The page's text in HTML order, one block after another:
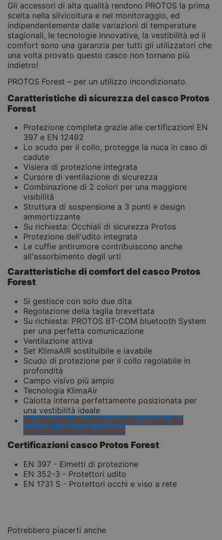
Gli accessori di alta qualità rendono PROTOS la prima
scelta nella silvicoltura e nel monitoraggio, ed
indipendentemente dalle variazioni di temperature
stagionali, le tecnologie innovative, la vestibilità ed il
comfort sono una garanzia per tutti gli utilizzatori che
una volta provato questo casco non tornano più
indietro!
PROTOS Forest – per un utilizzo incondizionato.
Caratteristiche di sicurezza del casco Protos
Forest
Protezione completa grazie alle certificazioni EN
397 e EN 12492
Lo scudo per il collo, protegge la nuca in caso di
cadute
Visiera di protezione integrata
Cursore di ventilazione di sicurezza
Combinazione di 2 colori per una maggiore
visibilità
Struttura di sospensione a 3 punti e design
ammortizzante
Su richiesta: Occhiali di sicurezza Protos
Protezione dell'udito integrata
Le cuffie antirumore contribuiscono anche
all'assorbimento degli urti
Caratteristiche di comfort del casco Protos
Forest
Si gestisce con solo due dita
Regolazione della taglia brevettata
Su richiesta: PROTOS BT-COM bluetooth System
per una perfetta comunicazione
Ventilazione attiva
Set KlimaAIR sostituibile e lavabile
Scudo di protezione per il collo regolabile in
profondità
Campo visivo più ampio
Tecnologia KlimaAir
Calotta interna perfettamente posizionata per
una vestibilità ideale
Su richiesta: Massimo comfort grazie allo
speciale sottogola guidato
Certificazioni casco Protos Forest
EN 397 - Elmetti di protezione
EN 352-3 - Protettori udito
EN 1731 S - Protettori occhi e viso a rete
Potrebbero piacerti anche